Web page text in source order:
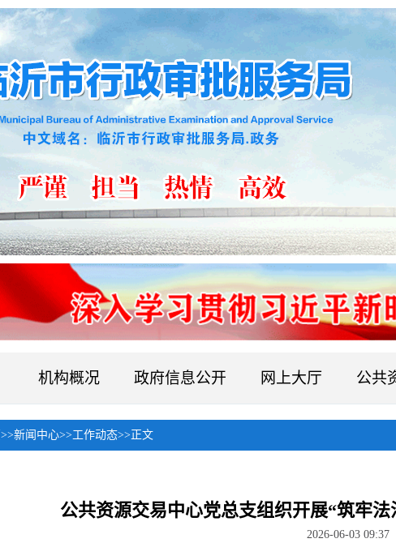
机构概况 政府信息公开 网上大厅 公共
>>新闻中心>>工作动态>> 正文
公共资源交易中心党总支组织开展“筑牢
2026-06-03 09:37